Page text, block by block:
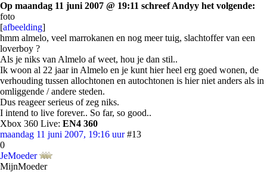
Op maandag 11 juni 2007 @ 19:11 schreef Andyy het volgende:
foto
[afbeelding]
hmm almelo, veel marrokanen en nog meer tuig, slachtoffer van een
loverboy ?
Als je niks van Almelo af weet, hou je dan stil..
Ik woon al 22 jaar in Almelo en je kunt hier heel erg goed wonen, de
verhouding tussen allochtonen en autochtonen is hier niet anders als in
omliggende / andere steden.
Dus reageer serieus of zeg niks.
I intend to live forever.. So far, so good..
Xbox 360 Live: EN4 360
maandag 11 juni 2007, 19:16 uur #13
0
JeMoeder
MijnMoeder